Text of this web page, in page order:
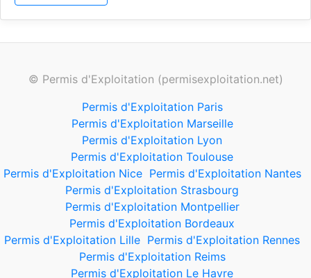
© Permis d'Exploitation (permisexploitation.net)
Permis d'Exploitation Paris
Permis d'Exploitation Marseille
Permis d'Exploitation Lyon
Permis d'Exploitation Toulouse
Permis d'Exploitation Nice Permis d'Exploitation Nantes
Permis d'Exploitation Strasbourg
Permis d'Exploitation Montpellier
Permis d'Exploitation Bordeaux
Permis d'Exploitation Lille Permis d'Exploitation Rennes
Permis d'Exploitation Reims
Permis d'Exploitation Le Havre